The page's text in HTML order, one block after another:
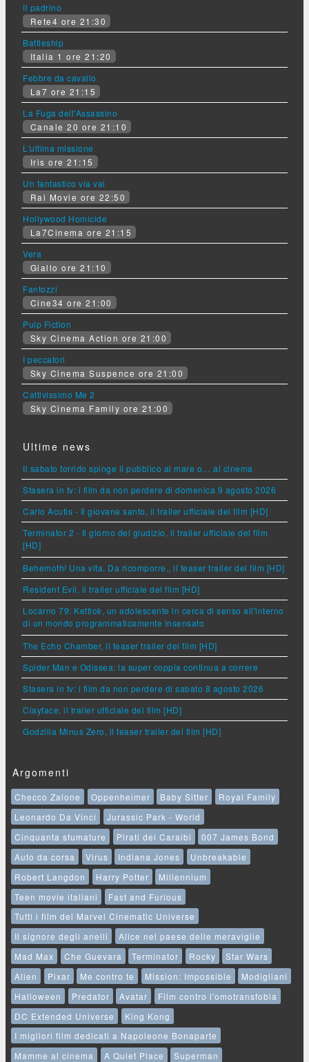
Il padrino
Rete4 ore 21:30
Battleship
Italia 1 ore 21:20
Febbre da cavallo
La7 ore 21:15
La Fuga dell'Assassino
Canale 20 ore 21:10
L'ultima missione
Iris ore 21:15
Un fantastico via vai
Rai Movie ore 22:50
Hollywood Homicide
La7Cinema ore 21:15
Vera
Giallo ore 21:10
Fantozzi
Cine34 ore 21:00
Pulp Fiction
Sky Cinema Action ore 21:00
I peccatori
Sky Cinema Suspence ore 21:00
Cattivissimo Me 2
Sky Cinema Family ore 21:00
Ultime news
Il sabato torrido spinge il pubblico al mare o… al cinema
Stasera in tv: i film da non perdere di domenica 9 agosto 2026
Carlo Acutis - Il giovane santo, il trailer ufficiale del film [HD]
Terminator 2 - Il giorno del giudizio, il trailer ufficiale del film
[HD]
Behemoth! Una vita. Da ricomporre., il teaser trailer del film [HD]
Resident Evil, il trailer ufficiale del film [HD]
Locarno 79: Ketticè, un adolescente in cerca di senso all'interno
di un mondo programmaticamente insensato
The Echo Chamber, il teaser trailer del film [HD]
Spider Man e Odissea: la super coppia continua a correre
Stasera in tv: i film da non perdere di sabato 8 agosto 2026
Clayface, il trailer ufficiale del film [HD]
Godzilla Minus Zero, il teaser trailer del film [HD]
Argomenti
Checco Zalone Oppenheimer Baby Sitter
Royal Family
Leonardo Da Vinci
Jurassic Park - World
Cinquanta sfumature
Pirati dei Caraibi
007 James Bond
Auto da corsa
Virus Indiana Jones
Unbreakable
Robert Langdon
Harry Potter
Millennium
Teen movie italiani
Fast and Furious
Tutti i film del Marvel Cinematic Universe
Il signore degli anelli
Alice nel paese delle meraviglie
Mad Max
Che Guevara Terminator Rocky
Star Wars
Alien
Pixar Me contro te Mission: Impossible
Modigliani
Halloween
Predator Avatar
Film contro l'omotransfobia
DC Extended Universe
King Kong
I migliori film dedicati a Napoleone Bonaparte
Mamme al cinema
A Quiet Place Superman